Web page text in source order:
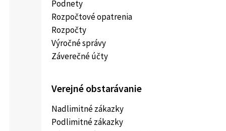
Podnety
Rozpočtové opatrenia
Rozpočty
Výročné správy
Záverečné účty
Verejné obstarávanie
Nadlimitné zákazky
Podlimitné zákazky